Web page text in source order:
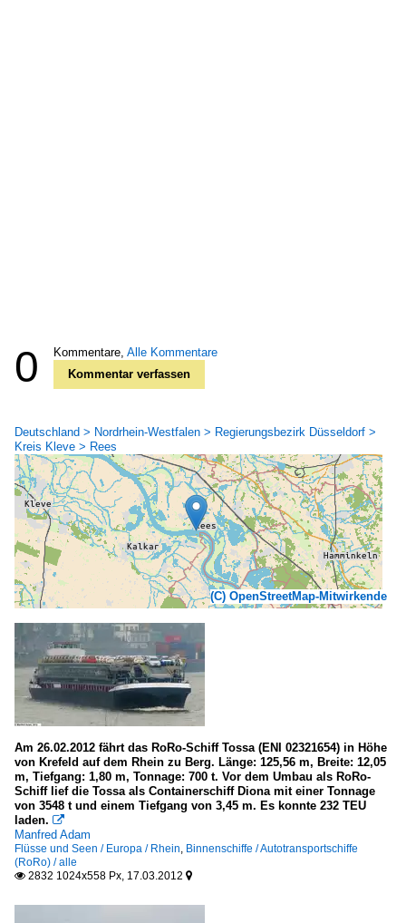
0 Kommentare, Alle Kommentare
Kommentar verfassen
Deutschland > Nordrhein-Westfalen > Regierungsbezirk Düsseldorf >
Kreis Kleve > Rees
(C) OpenStreetMap-Mitwirkende
Am 26.02.2012 fährt das RoRo-Schiff Tossa (ENI 02321654) in Höhe
von Krefeld auf dem Rhein zu Berg. Länge: 125,56 m, Breite: 12,05
m, Tiefgang: 1,80 m, Tonnage: 700 t. Vor dem Umbau als RoRo-
Schiff lief die Tossa als Containerschiff Diona mit einer Tonnage
von 3548 t und einem Tiefgang von 3,45 m. Es konnte 232 TEU
laden. 
Manfred Adam
Flüsse und Seen / Europa / Rhein, Binnenschiffe / Autotransportschiffe
(RoRo) / alle
 2832 1024x558 Px, 17.03.2012 